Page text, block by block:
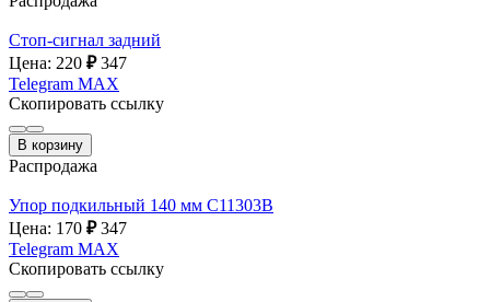
Стоп-сигнал задний
Цена: 220 ₽ 347
Telegram MAX
Скопировать ссылку
В корзину
Распродажа
Упор подкильный 140 мм C11303B
Цена: 170 ₽ 347
Telegram MAX
Скопировать ссылку